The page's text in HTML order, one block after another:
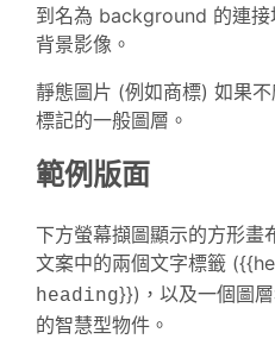
到名為 background 的連接
背景影像。
靜態圖片 (例如商標) 如果
標記的一般圖層。
範例版面
下方螢幕擷圖顯示的方形畫
文案中的兩個文字標籤
heading}})，以及一個圖
的智慧型物件。